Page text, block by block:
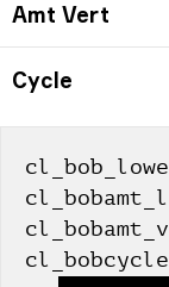
Amt Vert
Cycle